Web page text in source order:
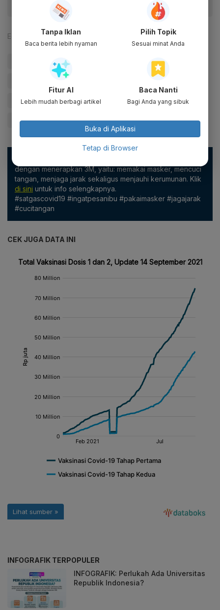
Editor: Aria W. Yudhistira
#Vaksin Virus Corona #Vaksin Booster
#Varian Omicron
#Covid-19 #Gerakan 3M #Infografik
#kematian akibat covid-19 #Kematian
dengan menerapkan 3M, yaitu: memakai masker, mencuci
tangan, menjaga jarak sekaligus menjauhi kerumunan. Klik
di sini untuk info selengkapnya.
#satgascovid19 #ingatpesanibu #pakaimasker #jagajarak
#cucitangan
CEK JUGA DATA INI
INFOGRAFIK TERPOPULER
INFOGRAFIK: Perlukah Ada Universitas
Republik Indonesia?
Tanpa Iklan
Baca berita lebih nyaman
Pilih Topik
Sesuai minat Anda
Fitur AI
Lebih mudah berbagi artikel
Baca Nanti
Bagi Anda yang sibuk
Buka di Aplikasi
Tetap di Browser